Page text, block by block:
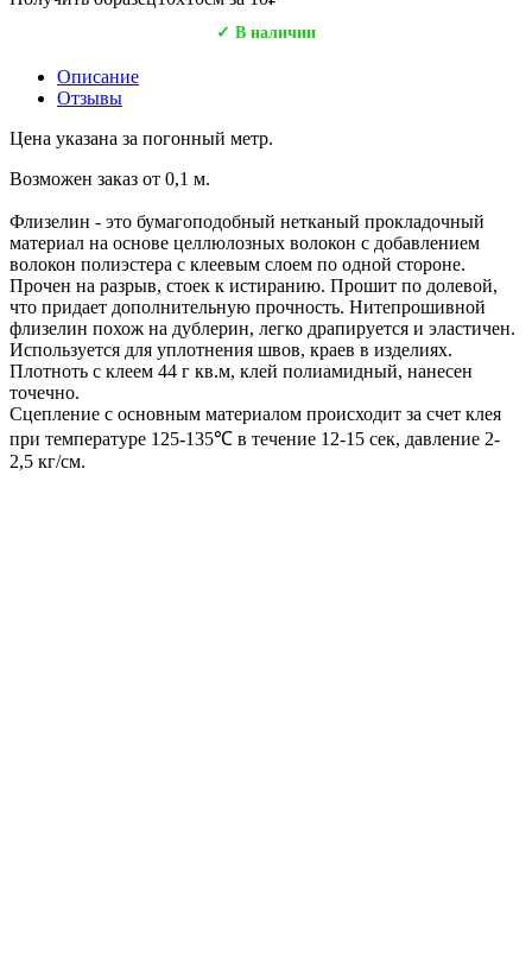
✓ В наличии
Описание
Отзывы
Цена указана за погонный метр.
Возможен заказ от 0,1 м.
Флизелин - это бумагоподобный нетканый прокладочный
материал на основе целлюлозных волокон с добавлением
волокон полиэстера с клеевым слоем по одной стороне.
Прочен на разрыв, стоек к истиранию. Прошит по долевой,
что придает дополнительную прочность. Нитепрошивной
флизелин похож на дублерин, легко драпируется и эластичен.
Используется для уплотнения швов, краев в изделиях.
Плотноть с клеем 44 г кв.м, клей полиамидный, нанесен
точечно.
Сцепление с основным материалом происходит за счет клея
при температуре 125-135℃ в течение 12-15 сек, давление 2-
2,5 кг/см.